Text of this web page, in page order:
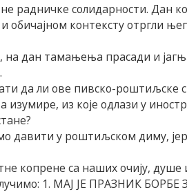
радничке солидарности. Дан
обичајном контексту отргли
на дан тамањења прасади и
да ли ове пивско-роштиљске
изумире, из које одлази у
давити у роштиљском диму,
копрене са наших очију, душе
1. МАЈ ЈЕ ПРАЗНИК